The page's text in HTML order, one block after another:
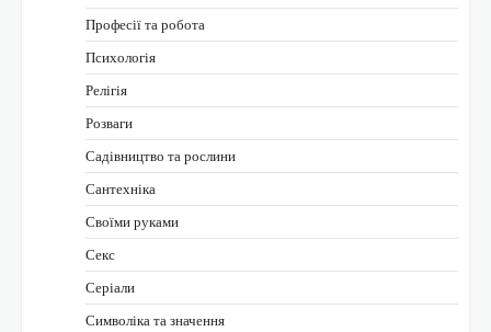
Професії та робота
Психологія
Релігія
Розваги
Садівництво та рослини
Сантехніка
Своїми руками
Секс
Серіали
Символіка та значення